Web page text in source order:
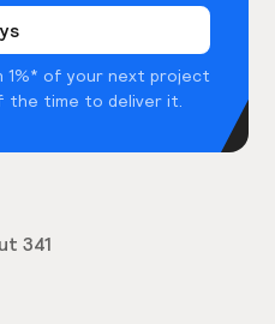
1%* of your next project
the time to deliver it.
341